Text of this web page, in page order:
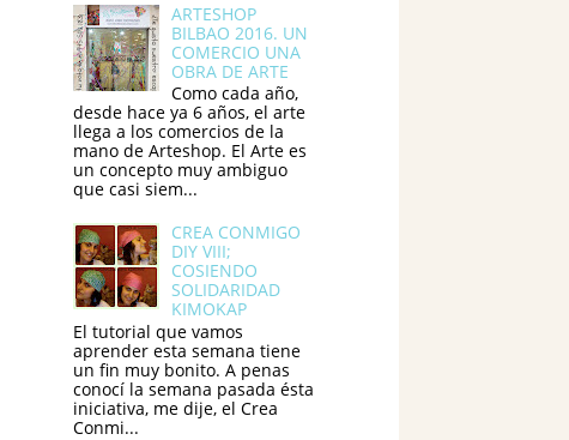
ARTESHOP
BILBAO 2016. UN
COMERCIO UNA
OBRA DE ARTE
Como cada año,
desde hace ya 6 años, el arte
llega a los comercios de la
mano de Arteshop. El Arte es
un concepto muy ambiguo
que casi siem...
CREA CONMIGO
DIY VIII;
COSIENDO
SOLIDARIDAD
KIMOKAP
El tutorial que vamos
aprender esta semana tiene
un fin muy bonito. A penas
conocí la semana pasada ésta
iniciativa, me dije, el Crea
Conmi...